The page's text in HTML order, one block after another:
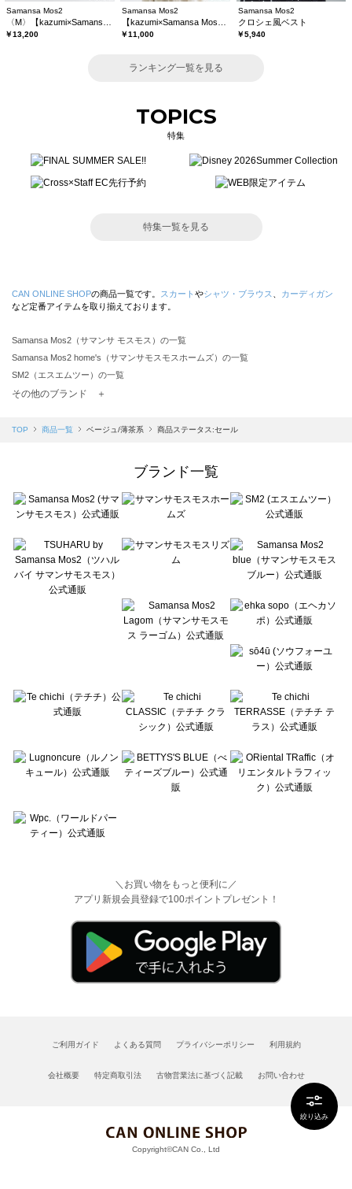
絞り込み
Samansa Mos2
￥13,200
Samansa Mos2
￥11,000
Samansa Mos2
クロシェ風ベスト
￥5,940
ランキング一覧を見る
TOPICS
特集
特集一覧を見る
CAN ONLINE SHOPの商品一覧です。 スカート やシャツ・ブラウス
カーディガン
など定番アイテムを取り揃えております。
Samansa Mos2（サマンサ モスモス）の一覧
Samansa Mos2 home's（サマンサモスモスホームズ）の一覧
SM2（エスエムツー）の一覧
TSUHARU by Samansa Mos2（ツハルバイサマンサモスモス）の一覧
Samansa Mos2 blue（サマンサモスモス ブルー）の一覧
Te chichi（テチチ）の一覧
Te chichi CLASSIC（テチチ クラシック）の一覧
Lugnoncure（ルノンキュール）の一覧
BETTY'S BLUE（べティーズブルー）の一覧
Wpc.（ワールドパーティー）の一覧
その他のブランド ＋
TOP 商品一覧 ベージュ/薄茶系 商品ステータス:セール
ブランド一覧
＼お買い物をもっと便利に／
アプリ新規会員登録で100ポイントプレゼント！
ご利用ガイド よくある質問 プライバシーポリシー 利用規約
会社概要 特定商取引法 古物営業法に基づく記載 お問い合わせ
Copyright©CAN Co., Ltd